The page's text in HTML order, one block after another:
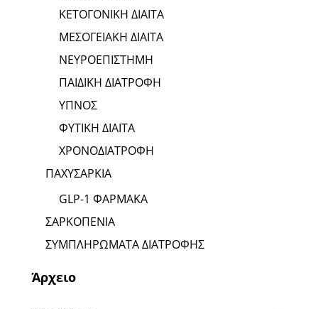
ΚΕΤΟΓΟΝΙΚΗ ΔΙΑΙΤΑ
ΜΕΣΟΓΕΙΑΚΗ ΔΙΑΙΤΑ
ΝΕΥΡΟΕΠΙΣΤΗΜΗ
ΠΑΙΔΙΚΗ ΔΙΑΤΡΟΦΗ
ΥΠΝΟΣ
ΦΥΤΙΚΗ ΔΙΑΙΤΑ
ΧΡΟΝΟΔΙΑΤΡΟΦΗ
ΠΑΧΥΣΑΡΚΙΑ
GLP-1 ΦΑΡΜΑΚΑ
ΣΑΡΚΟΠΕΝΙΑ
ΣΥΜΠΛΗΡΩΜΑΤΑ ΔΙΑΤΡΟΦΗΣ
Άρχειο